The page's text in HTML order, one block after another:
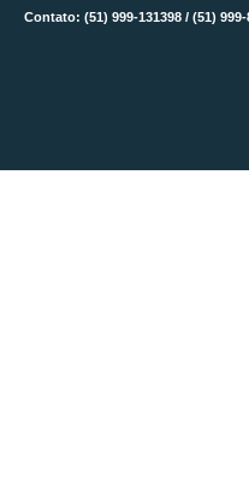
Contato: (51) 999-131398 / (51)